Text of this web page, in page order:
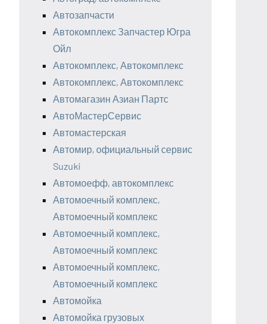
Автозапчасти
Автокомплекс Запчастер Югра
Ойл
Автокомплекс, Автокомплекс
Автокомплекс, Автокомплекс
Автомагазин Азиан Партс
АвтоМастерСервис
Автомастерская
Автомир, официальный сервис
Suzuki
Автомоефф, автокомплекс
Автомоечный комплекс,
Автомоечный комплекс
Автомоечный комплекс,
Автомоечный комплекс
Автомоечный комплекс,
Автомоечный комплекс
Автомойка
Автомойка грузовых